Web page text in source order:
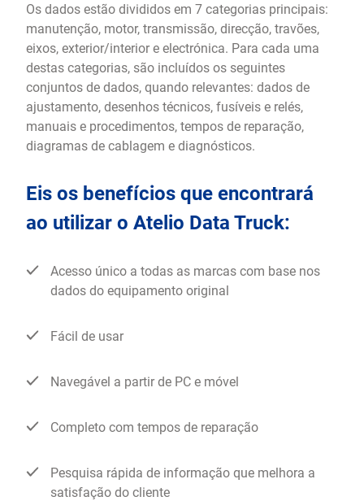
Os dados estão divididos em 7 categorias principais:
manutenção, motor, transmissão, direcção, travões,
eixos, exterior/interior e electrónica. Para cada uma
destas categorias, são incluídos os seguintes
conjuntos de dados, quando relevantes: dados de
ajustamento, desenhos técnicos, fusíveis e relés,
manuais e procedimentos, tempos de reparação,
diagramas de cablagem e diagnósticos.
Eis os benefícios que encontrará
ao utilizar o Atelio Data Truck:
Acesso único a todas as marcas com base nos
dados do equipamento original
Fácil de usar
Navegável a partir de PC e móvel
Completo com tempos de reparação
Pesquisa rápida de informação que melhora a
satisfação do cliente